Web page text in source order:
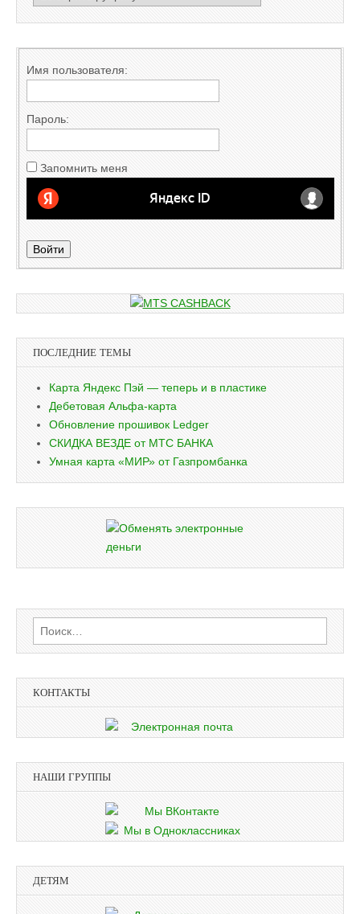
Имя пользователя:
Пароль:
Запомнить меня
Войти
ПОСЛЕДНИЕ ТЕМЫ
Карта Яндекс Пэй — теперь и в пластике
Дебетовая Альфа-карта
Обновление прошивок Ledger
СКИДКА ВЕЗДЕ от МТС БАНКА
Умная карта «МИР» от Газпромбанка
Найти:
КОНТАКТЫ
НАШИ ГРУППЫ
ДЕТЯМ